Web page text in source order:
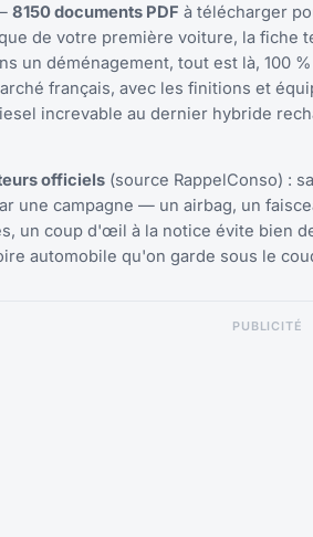
8150 documents PDF à télécharger
de votre première voiture, la fiche
un déménagement, tout est là, 100
français, avec les finitions et
increvable au dernier hybride
officiels (source RappelConso) :
une campagne — un airbag, un
un coup d'œil à la notice évite bien
automobile qu'on garde sous le
PUBLICITÉ